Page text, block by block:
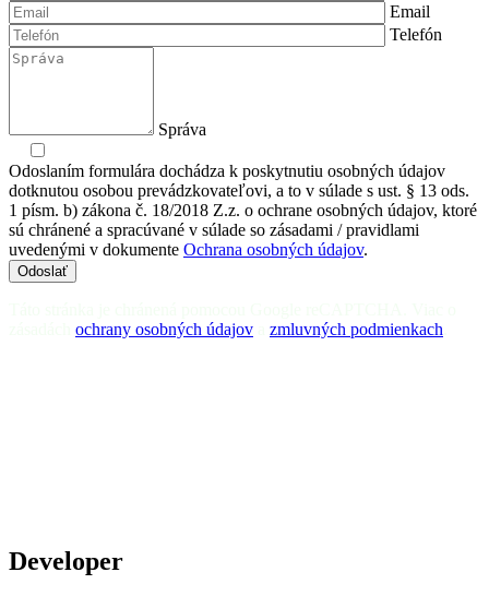
Email
Telefón
Správa
Odoslaním formulára dochádza k poskytnutiu osobných údajov
dotknutou osobou prevádzkovateľovi, a to v súlade s ust. § 13 ods.
1 písm. b) zákona č. 18/2018 Z.z. o ochrane osobných údajov, ktoré
sú chránené a spracúvané v súlade so zásadami / pravidlami
uvedenými v dokumente Ochrana osobných údajov.
Odoslať
ochrany osobných údajov zmluvných podmienkach
Developer